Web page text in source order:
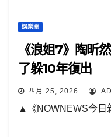
娛樂圈
《浪姐7》陶昕
了躲10年復出
四月 25, 2026
▲《NOWNEWS今日